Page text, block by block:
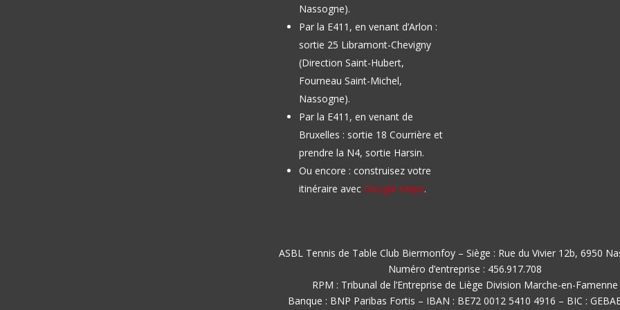
Nassogne).
Par la E411, en venant d’Arlon :
sortie 25 Libramont-Chevigny
(Direction Saint-Hubert,
Fourneau Saint-Michel,
Nassogne).
Par la E411, en venant de
Bruxelles : sortie 18 Courrière et
prendre la N4, sortie Harsin.
Ou encore : construisez votre
itinéraire avec Google Maps.
ASBL Tennis de Table Club Biermonfoy – Siège : Rue du Vivier 12b, 6950
Numéro d’entreprise : 456.917.708
RPM : Tribunal de l’Entreprise de Liège Division Marche-en-Famenne
Banque : BNP Paribas Fortis – IBAN : BE72 0012 5410 4916 – BIC :